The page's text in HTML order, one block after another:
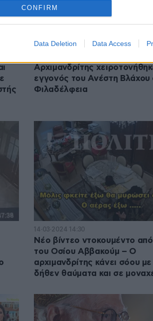
CONFIRM
Data Deletion Data Access
Αρχιμανδρίτης
εγγονός του Ανέστη Βλάχου
Φιλαδέλφεια
14·03·2024 14:30
Νέο βίντεο ντοκουμέντο
του Οσίου Αββακούμ – Ο
αρχιμανδρίτης κάνει σόου με
δήθεν θαύματα και σε